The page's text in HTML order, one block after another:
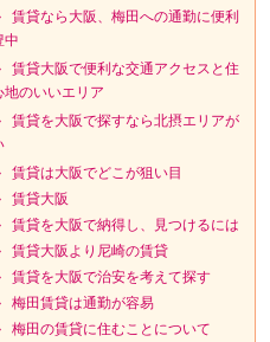
賃貸なら大阪、梅田への通勤に便利
中
賃貸大阪で便利な交通アクセスと住
地のいいエリア
賃貸を大阪で探すなら北摂エリアが
賃貸は大阪でどこが狙い目
賃貸大阪
賃貸を大阪で納得し、見つけるには
賃貸大阪より尼崎の賃貸
賃貸を大阪で治安を考えて探す
梅田賃貸は通勤が容易
梅田の賃貸に住むことについて